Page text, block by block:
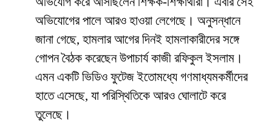
অভিযোগের পালে আরও হাওয়া লেগেছে। অনুসন্ধানে
জানা গেছে, হামলার আগের দিনই হামলাকারীদের সঙ্গে
গোপন বৈঠক করেছেন উপাচার্য কাজী রফিকুল ইসলাম।
এমন একটি ভিডিও ফুটেজ ইতোমধ্যে গণমাধ্যমকর্মীদের
হাতে এসেছে, যা পরিস্থিতিকে আরও ঘোলাটে করে
তুলেছে।